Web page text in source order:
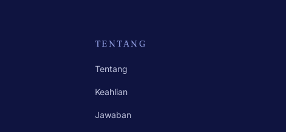
TENTANG
Tentang
Keahlian
Jawaban